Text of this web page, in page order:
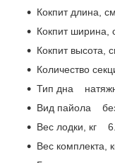
Кокпит длина,
Кокпит
Кокпит
Количество
Тип дна
Вид пайола
Вес лодки, кг
Вес комплекта,